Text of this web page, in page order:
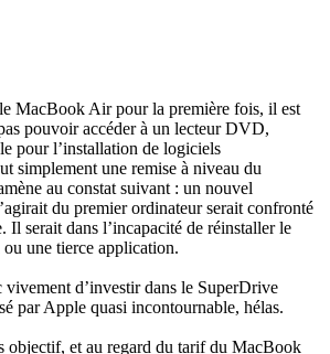
MacBook Air pour la première fois, il est
pouvoir accéder à un lecteur DVD,
pour l’installation de logiciels
simplement une remise à niveau du
au constat suivant : un nouvel
du premier ordinateur serait confronté
Il serait dans l’incapacité de réinstaller le
une tierce application.
d’investir dans le SuperDrive
par Apple quasi incontournable, hélas.
objectif, et au regard du tarif du MacBook